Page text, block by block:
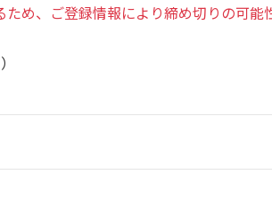
め、ご登録情報により締め切りの可能